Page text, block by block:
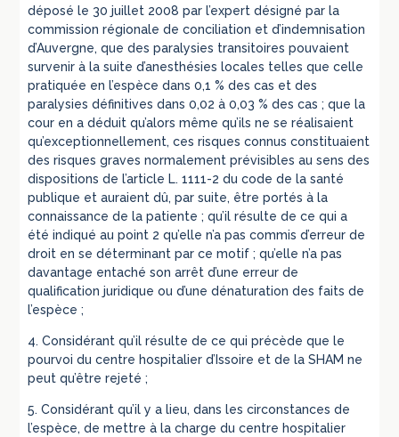
déposé le 30 juillet 2008 par l’expert désigné par la
commission régionale de conciliation et d’indemnisation
d’Auvergne, que des paralysies transitoires pouvaient
survenir à la suite d’anesthésies locales telles que celle
pratiquée en l’espèce dans 0,1 % des cas et des
paralysies définitives dans 0,02 à 0,03 % des cas ; que la
cour en a déduit qu’alors même qu’ils ne se réalisaient
qu’exceptionnellement, ces risques connus constituaient
des risques graves normalement prévisibles au sens des
dispositions de l’article L. 1111-2 du code de la santé
publique et auraient dû, par suite, être portés à la
connaissance de la patiente ; qu’il résulte de ce qui a
été indiqué au point 2 qu’elle n’a pas commis d’erreur de
droit en se déterminant par ce motif ; qu’elle n’a pas
davantage entaché son arrêt d’une erreur de
qualification juridique ou d’une dénaturation des faits de
l’espèce ;
4. Considérant qu’il résulte de ce qui précède que le
pourvoi du centre hospitalier d’Issoire et de la SHAM ne
peut qu’être rejeté ;
5. Considérant qu’il y a lieu, dans les circonstances de
l’espèce, de mettre à la charge du centre hospitalier